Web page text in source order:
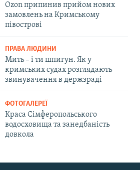
Ozon припинив прийом нових
замовлень на Кримському
півострові
ПРАВА ЛЮДИНИ
Мить – і ти шпигун. Як у
кримських судах розглядають
звинувачення в держзраді
ФОТОГАЛЕРЕЇ
Краса Сімферопольського
водосховища та занедбаність
довкола